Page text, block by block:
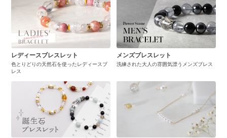
レディースブレスレット
色とりどりの天然石を使ったレディースブ
レス
メンズブレスレット
洗練された大人の雰囲気漂うメンズブレス